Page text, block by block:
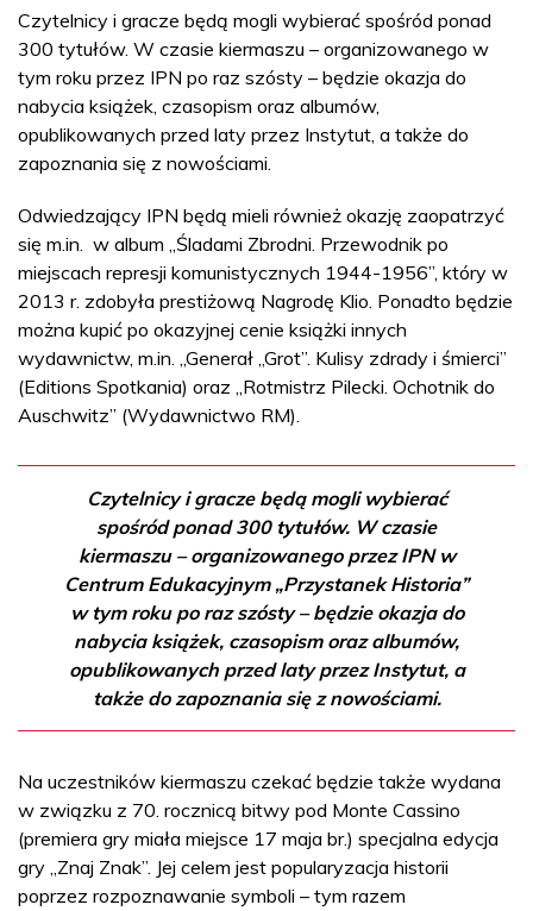
Czytelnicy i gracze będą mogli wybierać spośród ponad
300 tytułów. W czasie kiermaszu – organizowanego w
tym roku przez IPN po raz szósty – będzie okazja do
nabycia książek, czasopism oraz albumów,
opublikowanych przed laty przez Instytut, a także do
zapoznania się z nowościami.
Odwiedzający IPN będą mieli również okazję zaopatrzyć
się m.in. w album „Śladami Zbrodni. Przewodnik po
miejscach represji komunistycznych 1944-1956”, który w
2013 r. zdobyła prestiżową Nagrodę Klio. Ponadto będzie
można kupić po okazyjnej cenie książki innych
wydawnictw, m.in. „Generał „Grot”. Kulisy zdrady i śmierci”
(Editions Spotkania) oraz „Rotmistrz Pilecki. Ochotnik do
Auschwitz” (Wydawnictwo RM).
Czytelnicy i gracze będą mogli wybierać
spośród ponad 300 tytułów. W czasie
kiermaszu – organizowanego przez IPN w
Centrum Edukacyjnym „Przystanek Historia”
w tym roku po raz szósty – będzie okazja do
nabycia książek, czasopism oraz albumów,
opublikowanych przed laty przez Instytut, a
także do zapoznania się z nowościami.
Na uczestników kiermaszu czekać będzie także wydana
w związku z 70. rocznicą bitwy pod Monte Cassino
(premiera gry miała miejsce 17 maja br.) specjalna edycja
gry „Znaj Znak”. Jej celem jest popularyzacja historii
poprzez rozpoznawanie symboli – tym razem